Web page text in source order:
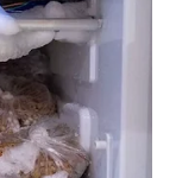
figurer aux
décrochant